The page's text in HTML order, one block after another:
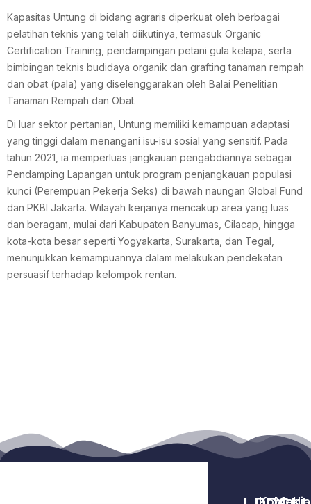
Kapasitas Untung di bidang agraris diperkuat oleh berbagai
pelatihan teknis yang telah diikutinya, termasuk Organic
Certification Training, pendampingan petani gula kelapa, serta
bimbingan teknis budidaya organik dan grafting tanaman rempah
dan obat (pala) yang diselenggarakan oleh Balai Penelitian
Tanaman Rempah dan Obat.
Di luar sektor pertanian, Untung memiliki kemampuan adaptasi
yang tinggi dalam menangani isu-isu sosial yang sensitif. Pada
tahun 2021, ia memperluas jangkauan pengabdiannya sebagai
Pendamping Lapangan untuk program penjangkauan populasi
kunci (Perempuan Pekerja Seks) di bawah naungan Global Fund
dan PKBI Jakarta. Wilayah kerjanya mencakup area yang luas
dan beragam, mulai dari Kabupaten Banyumas, Cilacap, hingga
kota-kota besar seperti Yogyakarta, Surakarta, dan Tegal,
menunjukkan kemampuannya dalam melakukan pendekatan
persuasif terhadap kelompok rentan.